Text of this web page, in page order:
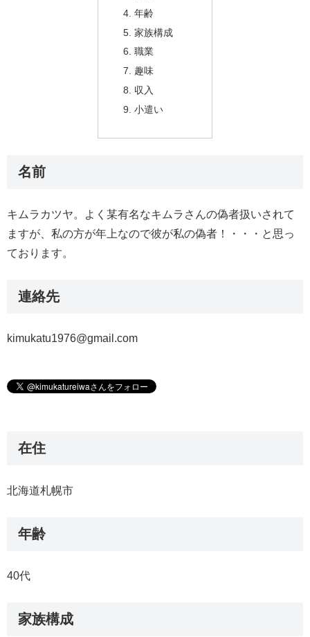
年齢
家族構成
職業
趣味
収入
小遣い
名前
キムラカツヤ。よく某有名なキムラさんの偽者扱いされて
ますが、私の方が年上なので彼が私の偽者！・・・と思っ
ております。
連絡先
kimukatu1976@gmail.com
在住
北海道札幌市
年齢
40代
家族構成